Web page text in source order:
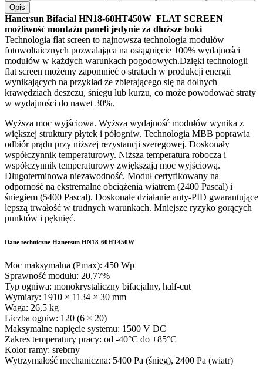
Opis
Hanersun Bifacial HN18-60HT450W FLAT SCREEN
możliwość montażu paneli jedynie za dłuższe boki
Technologia flat screen to najnowsza technologia modułów
fotowoltaicznych pozwalająca na osiągnięcie 100% wydajności
modułów w każdych warunkach pogodowych.Dzięki technologii
flat screen możemy zapomnieć o stratach w produkcji energii
wynikających na przykład ze zbierającego się na dolnych
krawędziach deszczu, śniegu lub kurzu, co może powodować straty
w wydajności do nawet 30%.
Wyższa moc wyjściowa. Wyższa wydajność modułów wynika z
większej struktury płytek i półogniw. Technologia MBB poprawia
odbiór prądu przy niższej rezystancji szeregowej. Doskonały
współczynnik temperaturowy. Niższa temperatura robocza i
współczynnik temperaturowy zwiększają moc wyjściową.
Długoterminowa niezawodność. Moduł certyfikowany na
odporność na ekstremalne obciążenia wiatrem (2400 Pascal) i
śniegiem (5400 Pascal). Doskonałe działanie anty-PID gwarantujące
lepszą trwałość w trudnych warunkach. Mniejsze ryzyko gorących
punktów i pęknięć.
Dane techniczne Hanersun HN18-60HT450W
Moc maksymalna (Pmax): 450 Wp
Sprawność modułu: 20,77%
Typ ogniwa: monokrystaliczny bifacjalny, half-cut
Wymiary: 1910 × 1134 × 30 mm
Waga: 26,5 kg
Liczba ogniw: 120 (6 × 20)
Maksymalne napięcie systemu: 1500 V DC
Zakres temperatury pracy: od -40°C do +85°C
Kolor ramy: srebrny
Wytrzymałość mechaniczna: 5400 Pa (śnieg), 2400 Pa (wiatr)